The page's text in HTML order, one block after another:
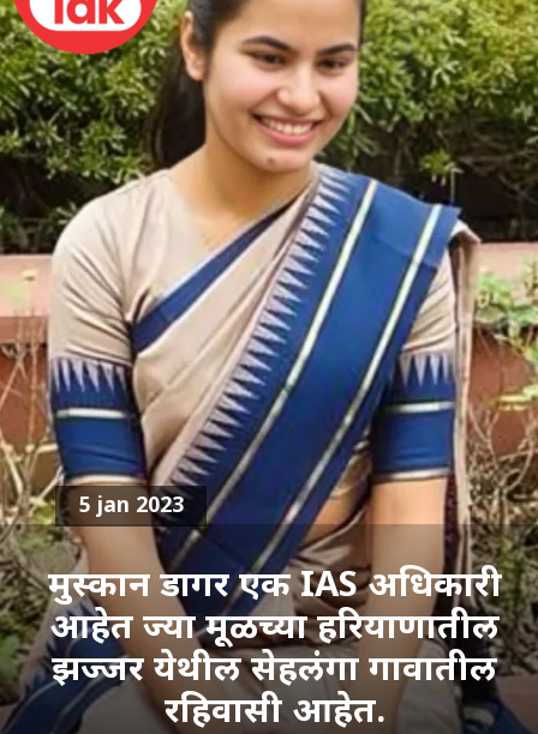
मुस्कान डागर एक IAS अधिकारी
आहेत ज्या मूळच्या हरियाणातील
झज्जर येथील सेहलंगा गावातील
रहिवासी आहेत.
5 jan 2023